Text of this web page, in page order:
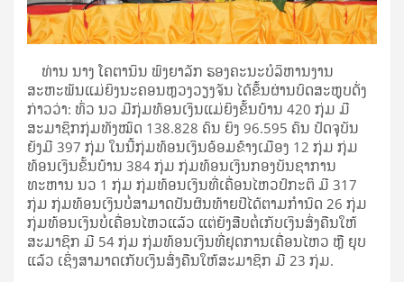
ທ່ານ ນາງ ໂຄຕານິນ ພົງຍາລັກ ຮອງຄະນະບໍລິຫານງານ
ສະຫະພັນແມ່ຍິງນະຄອນຫຼວງວຽງຈັນ ໄດ້ຂຶ້ນຜ່ານບົດສະຫຼຸບດັ່ງ
ກ່າວວ່າ: ທົ່ວ ນວ ມີກຸ່ມທ້ອນເງິນແມ່ຍິງຂັ້ນບ້ານ 420 ກຸ່ມ ມີ
ສະມາຊິກກຸ່ມທັງໝົດ 138.828 ຄົນ ຍິງ 96.595 ຄົນ ປັດຈຸບັນ
ຍັງມີ 397 ກຸ່ມ ໃນນີ້ກຸ່ມທ້ອນເງິນອ້ອມຂ້າງເມືອງ 12 ກຸ່ມ ກຸ່ມ
ທ້ອນເງິນຂັ້ນບ້ານ 384 ກຸ່ມ ກຸ່ມທ້ອນເງິນກອງບັນຊາການ
ທະຫານ ນວ 1 ກຸ່ມ ກຸ່ມທ້ອນເງິນທີ່ເຄື່ອນໄຫວປົກະຕິ ມີ 317
ກຸ່ມ ກຸ່ມທ້ອນເງິນບໍ່ສາມາດປັນຜົນທ້າຍປີໄດ້ຕາມກຳນົດ 26 ກຸ່ມ
ກຸ່ມທ້ອນເງິນບໍ່ເຄື່ອນໄຫວແລ້ວ ແຕ່ຍັງສືບຕໍ່ເກັບເງິນສົ່ງຄືນໃຫ້
ສະມາຊິກ ມີ 54 ກຸ່ມ ກຸ່ມທ້ອນເງິນທີ່ຢຸດການເຄື່ອນໄຫວ ຫຼື ຍຸບ
ແລ້ວ ເຊິ່ງສາມາດເກັບເງິນສົ່ງຄືນໃຫ້ສະມາຊິກ ມີ 23 ກຸ່ມ.